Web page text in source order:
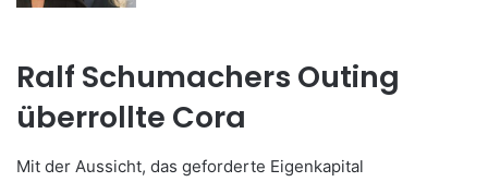
Ralf Schumachers Outing
überrollte Cora
Mit der Aussicht, das geforderte Eigenkapital